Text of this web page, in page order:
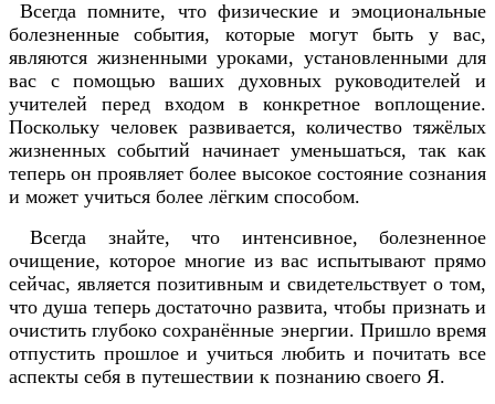
Всегда помните, что физические и эмоциональные
болезненные события, которые могут быть у вас,
являются жизненными уроками, установленными для
вас с помощью ваших духовных руководителей и
учителей перед входом в конкретное воплощение.
Поскольку человек развивается, количество тяжёлых
жизненных событий начинает уменьшаться, так как
теперь он проявляет более высокое состояние сознания
и может учиться более лёгким способом.
Всегда знайте, что интенсивное, болезненное
очищение, которое многие из вас испытывают прямо
сейчас, является позитивным и свидетельствует о том,
что душа теперь достаточно развита, чтобы признать и
очистить глубоко сохранённые энергии. Пришло время
отпустить прошлое и учиться любить и почитать все
аспекты себя в путешествии к познанию своего Я.